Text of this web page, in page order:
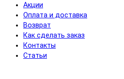
Акции
Оплата и доставка
Возврат
Как сделать заказ
Контакты
Статьи